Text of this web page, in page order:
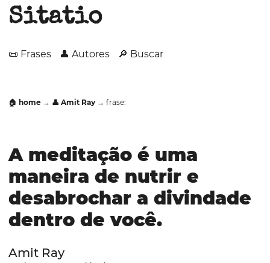
Sitatio
📜 Frases 👤 Autores 🔎 Buscar
🏠 home → 👤 Amit Ray → frase:
A meditação é uma
maneira de nutrir e
desabrochar a divindade
dentro de você.
Amit Ray